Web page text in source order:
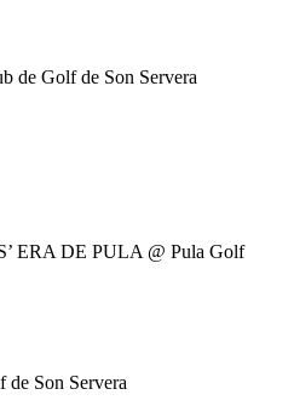
de Golf de Son Servera
ERA DE PULA @ Pula Golf
de Son Servera